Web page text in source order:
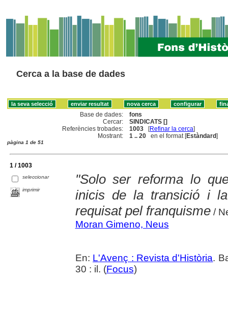
Cerca a la base de dades
Base de dades:
fons
Cercar:
SINDICATS []
Referències trobades:
1003 [Refinar la cerca]
Mostrant:
1 .. 20 en el format [Estàndard]
pàgina 1 de 51
1 / 1003
seleccionar
imprimir
"Solo ser reforma lo
inicis de la transició i
requisat pel franquisme/
Moran Gimeno, Neus
En: L'Avenç : Revista d'Història.
30 : il. (Focus)